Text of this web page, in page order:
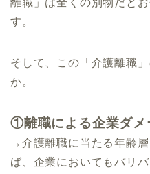
す。
そして、この「介護離職
か。
①離職による企業ダメ
→介護離職に当たる年齢
ば、 企業においてもバリバ